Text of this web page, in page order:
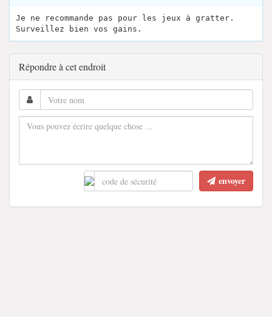
Je ne recommande pas pour les jeux à gratter.
Surveillez bien vos gains.
Répondre à cet endroit
envoyer